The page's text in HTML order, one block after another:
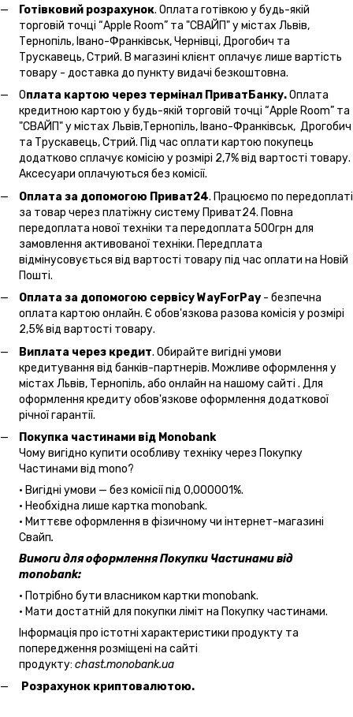
Готівковий розрахунок. Оплата готівкою у будь-якій
торговій точці “Apple Room” та "СВАЙП" у містах Львів,
Тернопіль, Івано-Франківськ, Чернівці, Дрогобич та
Трускавець, Стрий. В магазині клієнт оплачує лише вартість
товару - доставка до пункту видачі безкоштовна.
Оплата картою через термінал ПриватБанку.Оплата
кредитною картою у будь-якій торговій точці “Apple Room” та
"СВАЙП" у містах Львів,Тернопіль, Івано-Франківськ, Дрогобич
та Трускавець, Стрий. Під час оплати картою покупець
додатково сплачує комісію у розмірі 2,7% від вартості товару.
Аксесуари оплачуються без комісії.
Оплата за допомогою Приват24. Працюємо по передоплаті
за товар через платіжну систему Приват24. Повна
передоплата нової техніки та передоплата 500грн для
замовлення активованої техніки. Передплата
відмінусовується від вартості товару під час оплати на Новій
Пошті.
Оплата за допомогою сервісу WayForPay - безпечна
оплата картою онлайн. Є обов'язкова разова комісія у розмірі
2,5% від вартості товару.
Виплата через кредит. Обирайте вигідні умови
кредитування від банків-партнерів. Можливе оформлення у
містах Львів, Тернопіль, або онлайн на нашому сайті . Для
оформлення кредиту обов'язкове оформлення додаткової
річної гарантії.
Покупка частинами від Monobank
Чому вигідно купити особливу техніку через Покупку
Частинами від mono?
• Вигідні умови — без комісії під 0,000001%.
• Необхідна лише картка monobank.
• Миттєве оформлення в фізичному чи інтернет-магазині
Cвайп.
Вимоги для оформлення Покупки Частинами від
monobank:
• Потрібно бути власником картки monobank.
• Мати достатній для покупки ліміт на Покупку частинами.
Інформація про істотні характеристики продукту та
попередження розміщені на сайті
продукту: chast.monobank.ua
Розрахунок криптовалютою.